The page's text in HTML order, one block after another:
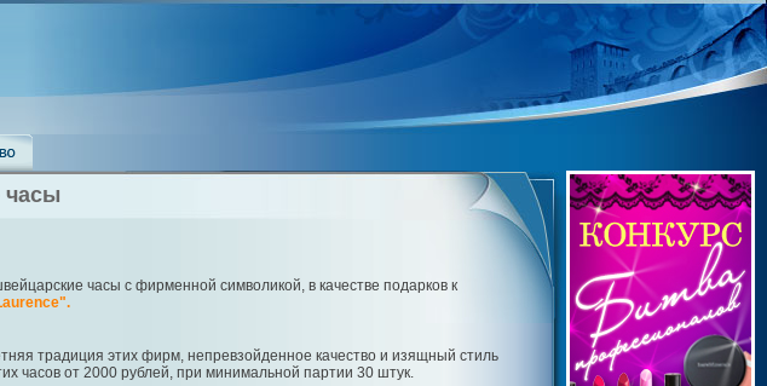
часы
часы с фирменной символикой, в качестве подарков к
традиция этих фирм, непревзойденное качество и изящный стиль
часов от 2000 рублей, при минимальной партии 30 штук.